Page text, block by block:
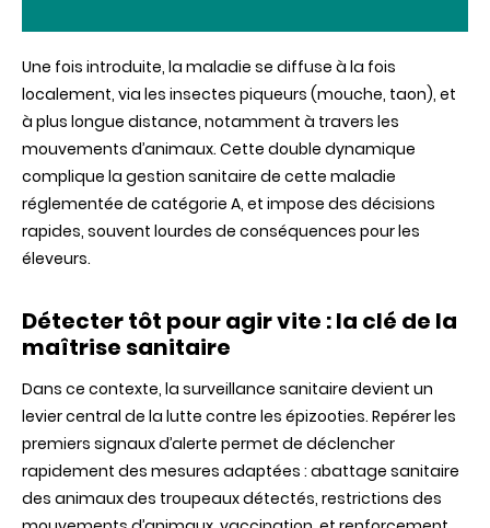
Une fois introduite, la maladie se diffuse à la fois
localement, via les insectes piqueurs (mouche, taon), et
à plus longue distance, notamment à travers les
mouvements d’animaux. Cette double dynamique
complique la gestion sanitaire de cette maladie
réglementée de catégorie A, et impose des décisions
rapides, souvent lourdes de conséquences pour les
éleveurs.
Détecter tôt pour agir vite : la clé de la
maîtrise sanitaire
Dans ce contexte, la surveillance sanitaire devient un
levier central de la lutte contre les épizooties. Repérer les
premiers signaux d’alerte permet de déclencher
rapidement des mesures adaptées : abattage sanitaire
des animaux des troupeaux détectés, restrictions des